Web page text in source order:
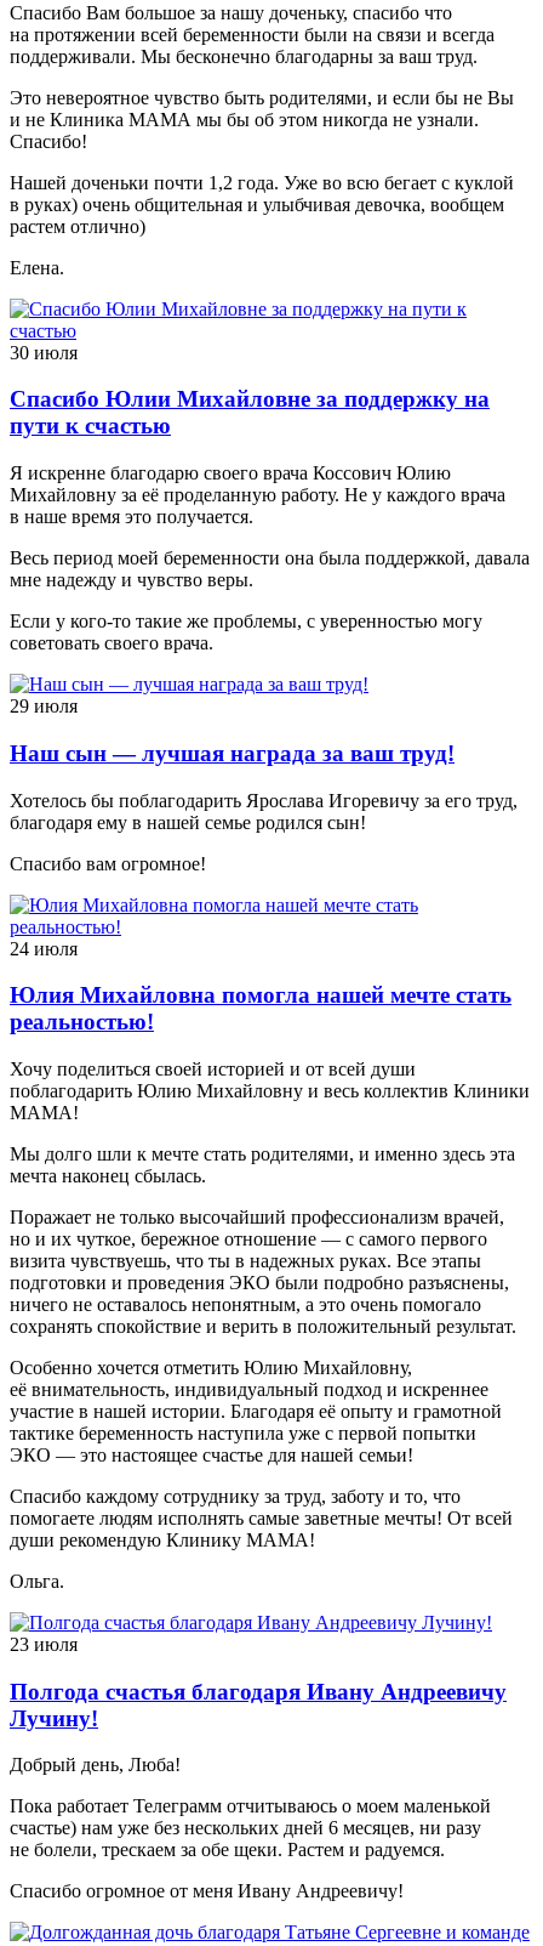
Спасибо Вам большое за нашу доченьку, спасибо что
на протяжении всей беременности были на связи и всегда
поддерживали. Мы бесконечно благодарны за ваш труд.
Это невероятное чувство быть родителями, и если бы не Вы
и не Клиника МАМА мы бы об этом никогда не узнали.
Спасибо!
Нашей доченьки почти 1,2 года. Уже во всю бегает с куклой
в руках) очень общительная и улыбчивая девочка, вообщем
растем отлично)
Елена.
30 июля
Спасибо Юлии Михайловне за поддержку на
пути к счастью
Я искренне благодарю своего врача Коссович Юлию
Михайловну за её проделанную работу. Не у каждого врача
в наше время это получается.
Весь период моей беременности она была поддержкой, давала
мне надежду и чувство веры.
Если у кого-то такие же проблемы, с уверенностью могу
советовать своего врача.
29 июля
Наш сын — лучшая награда за ваш труд!
Хотелось бы поблагодарить Ярослава Игоревичу за его труд,
благодаря ему в нашей семье родился сын!
Спасибо вам огромное!
24 июля
Юлия Михайловна помогла нашей мечте стать
реальностью!
Хочу поделиться своей историей и от всей души
поблагодарить Юлию Михайловну и весь коллектив Клиники
МАМА!
Мы долго шли к мечте стать родителями, и именно здесь эта
мечта наконец сбылась.
Поражает не только высочайший профессионализм врачей,
но и их чуткое, бережное отношение — с самого первого
визита чувствуешь, что ты в надежных руках. Все этапы
подготовки и проведения ЭКО были подробно разъяснены,
ничего не оставалось непонятным, а это очень помогало
сохранять спокойствие и верить в положительный результат.
Особенно хочется отметить Юлию Михайловну,
её внимательность, индивидуальный подход и искреннее
участие в нашей истории. Благодаря её опыту и грамотной
тактике беременность наступила уже с первой попытки
ЭКО — это настоящее счастье для нашей семьи!
Спасибо каждому сотруднику за труд, заботу и то, что
помогаете людям исполнять самые заветные мечты! От всей
души рекомендую Клинику МАМА!
Ольга.
23 июля
Полгода счастья благодаря Ивану Андреевичу
Лучину!
Добрый день, Люба!
Пока работает Телеграмм отчитываюсь о моем маленькой
счастье) нам уже без нескольких дней 6 месяцев, ни разу
не болели, трескаем за обе щеки. Растем и радуемся.
Спасибо огромное от меня Ивану Андреевичу!